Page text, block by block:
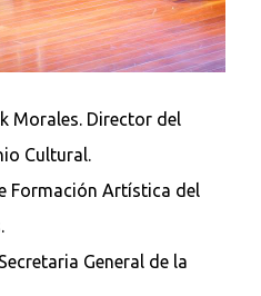
Morales. Director del
Cultural.
Formación Artística del
General de la